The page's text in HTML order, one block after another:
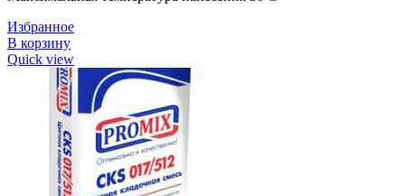
Избранное
В корзину
Quick view